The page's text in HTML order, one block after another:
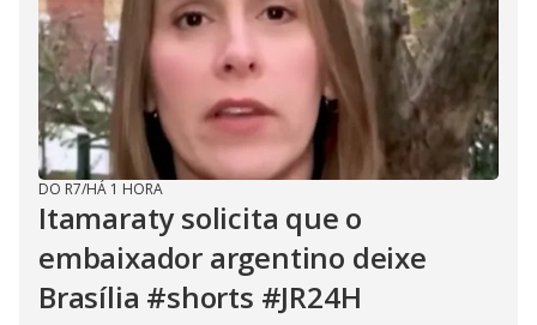
DO R7/HÁ 1 HORA
Itamaraty solicita que o
embaixador argentino deixe
Brasília #shorts #JR24H